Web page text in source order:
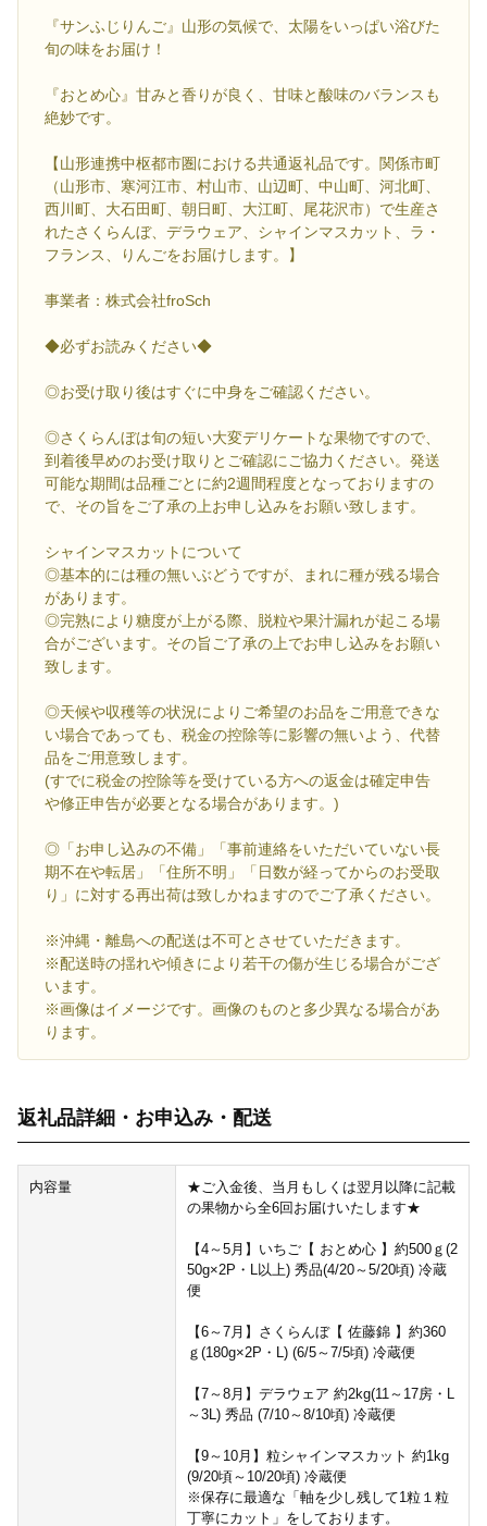
『サンふじりんご』山形の気候で、太陽をいっぱい浴びた
旬の味をお届け！
『おとめ心』甘みと香りが良く、甘味と酸味のバランスも
絶妙です。
【山形連携中枢都市圏における共通返礼品です。関係市町
（山形市、寒河江市、村山市、山辺町、中山町、河北町、
西川町、大石田町、朝日町、大江町、尾花沢市）で生産さ
れたさくらんぼ、デラウェア、シャインマスカット、ラ・
フランス、りんごをお届けします。】
事業者：株式会社froSch
◆必ずお読みください◆
◎お受け取り後はすぐに中身をご確認ください。
◎さくらんぼは旬の短い大変デリケートな果物ですので、
到着後早めのお受け取りとご確認にご協力ください。発送
可能な期間は品種ごとに約2週間程度となっておりますの
で、その旨をご了承の上お申し込みをお願い致します。
シャインマスカットについて
◎基本的には種の無いぶどうですが、まれに種が残る場合
があります。
◎完熟により糖度が上がる際、脱粒や果汁漏れが起こる場
合がございます。その旨ご了承の上でお申し込みをお願い
致します。
◎天候や収穫等の状況によりご希望のお品をご用意できな
い場合であっても、税金の控除等に影響の無いよう、代替
品をご用意致します。
(すでに税金の控除等を受けている方への返金は確定申告
や修正申告が必要となる場合があります。)
◎「お申し込みの不備」「事前連絡をいただいていない長
期不在や転居」「住所不明」「日数が経ってからのお受取
り」に対する再出荷は致しかねますのでご了承ください。
※沖縄・離島への配送は不可とさせていただきます。
※配送時の揺れや傾きにより若干の傷が生じる場合がござ
います。
※画像はイメージです。画像のものと多少異なる場合があ
ります。
返礼品詳細・お申込み・配送
内容量
★ご入金後、当月もしくは翌月以降に記載
の果物から全6回お届けいたします★
【4～5月】いちご【 おとめ心 】約500ｇ(2
50g×2P・L以上) 秀品(4/20～5/20頃) 冷蔵
便
【6～7月】さくらんぼ【 佐藤錦 】約360
ｇ(180g×2P・L) (6/5～7/5頃) 冷蔵便
【7～8月】デラウェア 約2kg(11～17房・L
～3L) 秀品 (7/10～8/10頃) 冷蔵便
【9～10月】粒シャインマスカット 約1kg
(9/20頃～10/20頃) 冷蔵便
※保存に最適な「軸を少し残して1粒１粒
丁寧にカット」をしております。